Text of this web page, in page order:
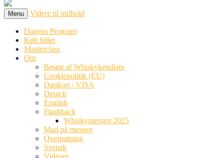
Menu Videre til indhold
Dagens Program
Køb billet
Masterclass
Om
Besøg af Whiskykendiser
Cookiepolitik (EU)
Dankort / VISA
Deutch
English
Flashback
Whiskymessen 2025
Mad på messen
Overnatning
Svensk
Videoer